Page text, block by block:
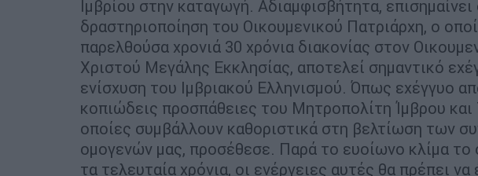
Ιμβρίου στην καταγωγή. Αδιαμφισβήτητα,
δραστηριοποίηση του Οικουμενικού Πατριάρχη, ο
παρελθούσα χρονιά 30 χρόνια διακονίας στον
Χριστού Μεγάλης Εκκλησίας, αποτελεί σημαντικό
ενίσχυση του Ιμβριακού Ελληνισμού. Όπως εχέγγυο
κοπιώδεις προσπάθειες του Μητροπολίτη Ίμβρου και
οποίες συμβάλλουν καθοριστικά στη βελτίωση των
ομογενών μας, προσέθεσε. Παρά το ευοίωνο κλίμα το
τα τελευταία χρόνια, οι ενέργειες αυτές θα πρέπει να